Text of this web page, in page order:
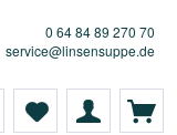
0 64 84 89 270 70
service@linsensuppe.de